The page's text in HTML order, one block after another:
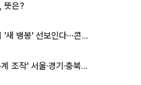
뜻은?
빅뱅, 20주년 기념 '새 뱅봉' 선보인다⋯콘서트 앞두고 팝업 개최
울·경기·충북 선관위 등 추가 압수수색